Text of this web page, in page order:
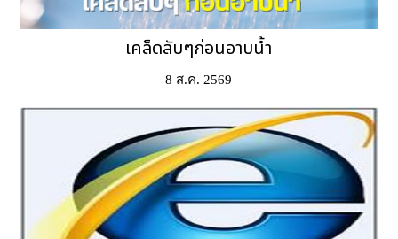
เคล็ดลับๆก่อนอาบน้ำ
8 ส.ค. 2569